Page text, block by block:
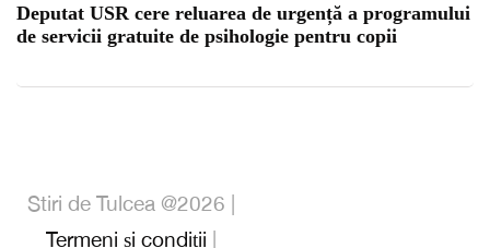
Deputat USR cere reluarea de urgență a programului
de servicii gratuite de psihologie pentru copii
Stiri de Tulcea @2026 |
Termeni și condiții